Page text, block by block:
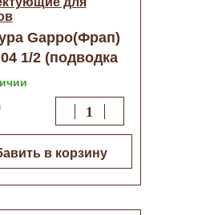
Gappo(Фрап)
1/2 (подводка
в корзину